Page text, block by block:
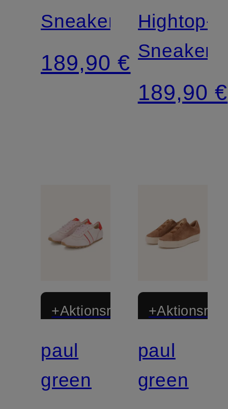
Sneaker
189,90 €
Hightop-
Sneaker
189,90 €
+Aktionsrabatt
Zertifiziert
paul
green
Zertifiziert
paul
green